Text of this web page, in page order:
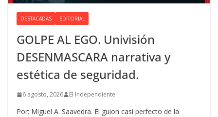
DESTACADAS EDITORIAL
GOLPE AL EGO. Univisión
DESENMASCARA narrativa y
estética de seguridad.
6 agosto, 2026 El Independiente
Por: Miguel A. Saavedra. El guion casi perfecto de la